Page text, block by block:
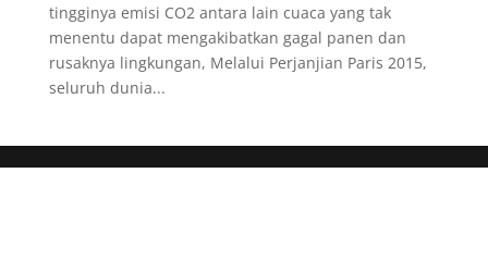
tingginya emisi CO2 antara lain cuaca yang tak
menentu dapat mengakibatkan gagal panen dan
rusaknya lingkungan, Melalui Perjanjian Paris 2015,
seluruh dunia...